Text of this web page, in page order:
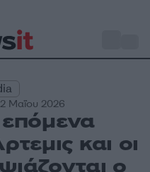
Μαΐου 2026
επόμενα
και οι
ο